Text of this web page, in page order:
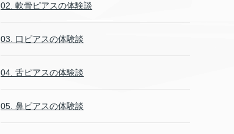
02. 軟骨ピアスの体験談
03. 口ピアスの体験談
04. 舌ピアスの体験談
05. 鼻ピアスの体験談